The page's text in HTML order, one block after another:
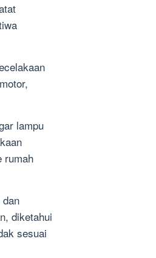
lampu
rumah
diketahui
sesuai